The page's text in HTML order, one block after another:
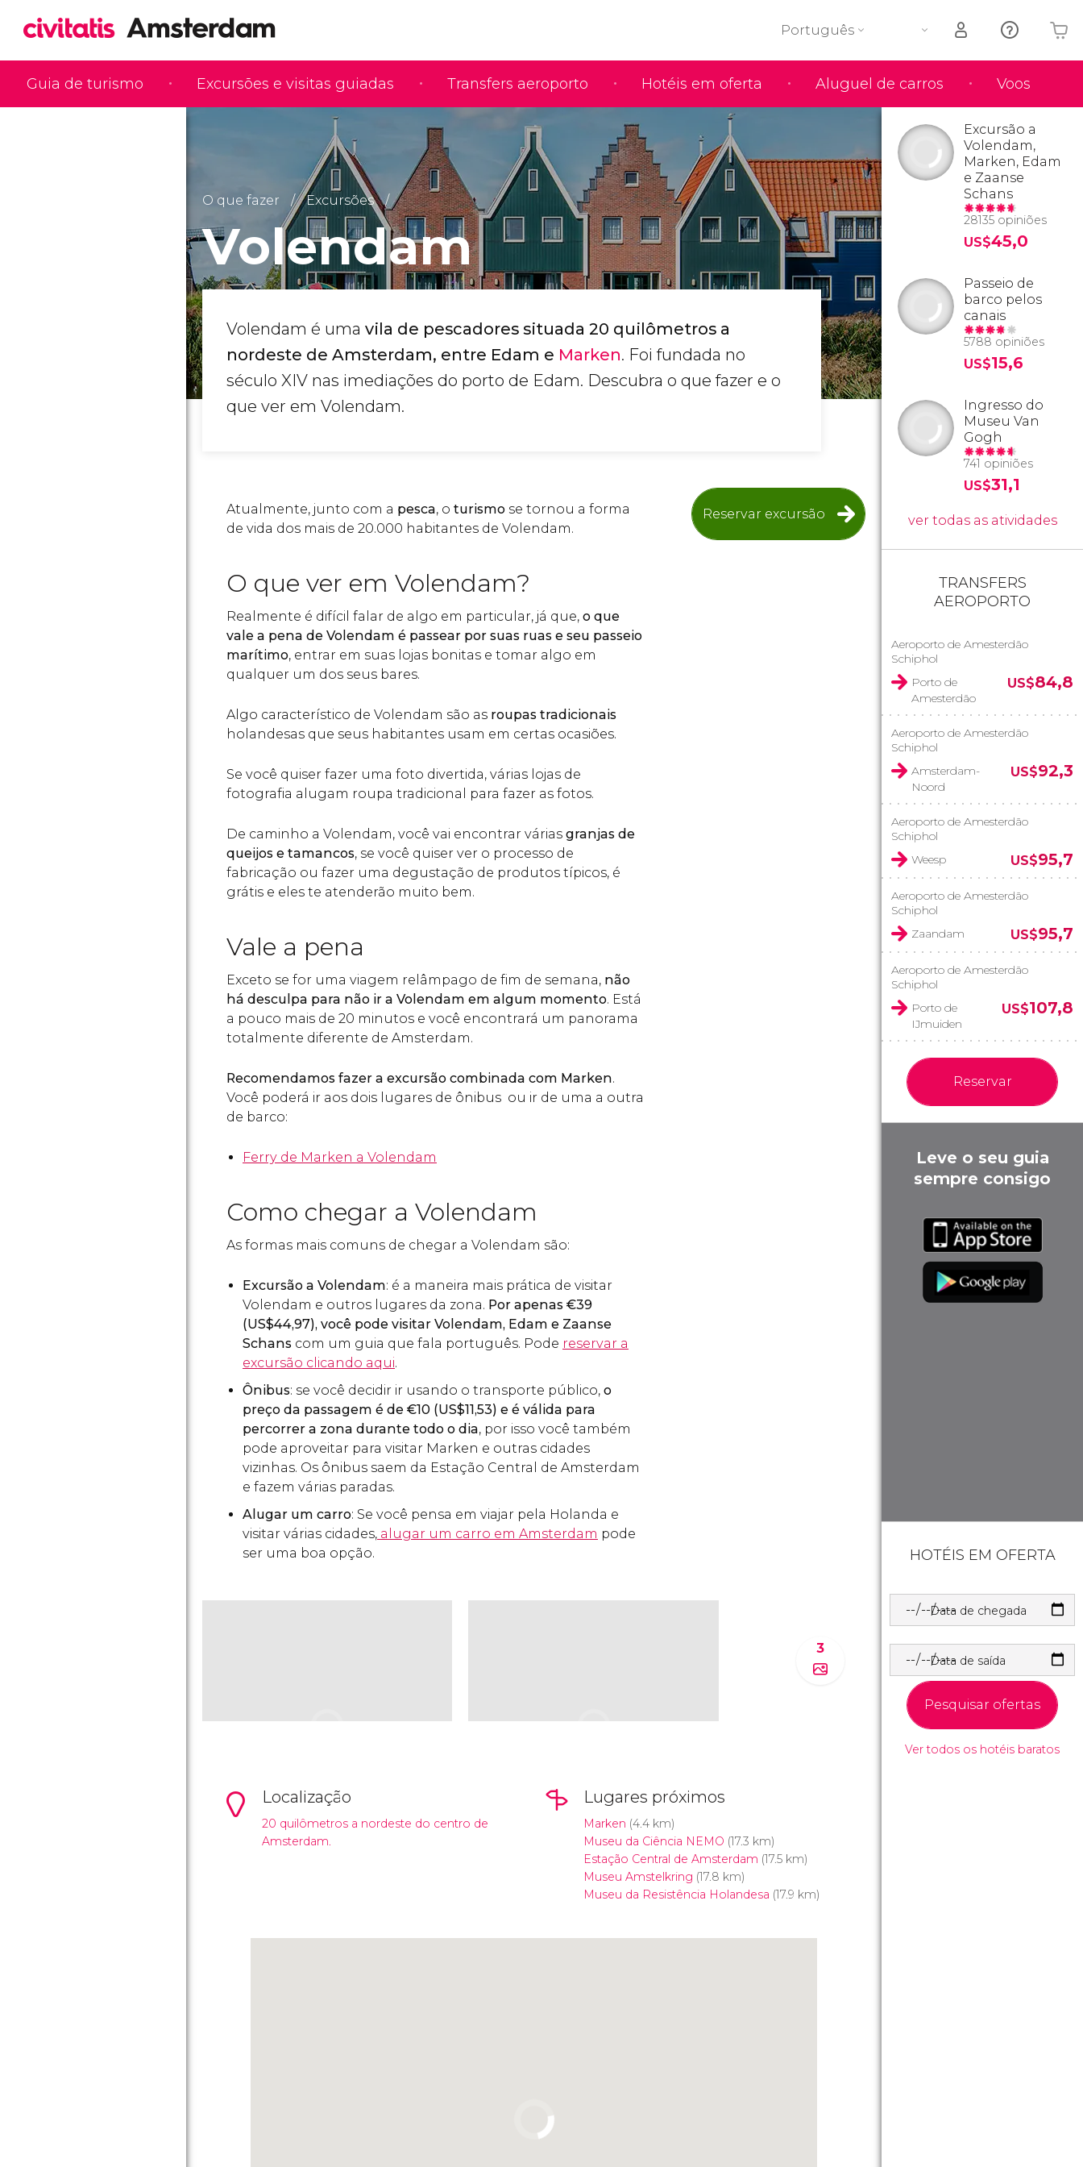
Guia de turismo Excursões e visitas guiadas Transfers aeroporto Hotéis em oferta Aluguel de carros Voos
Português
O seu carrinho está vazio
O que fazer Excursões
Volendam
Volendam é uma vila de pescadores situada 20 quilômetros a
nordeste de Amsterdam, entre Edam e Marken. Foi fundada no
século XIV nas imediações do porto de Edam. Descubra o que fazer e o
que ver em Volendam.
Reservar excursão
Atualmente, junto com a pesca, o turismo se tornou a forma
de vida dos mais de 20.000 habitantes de Volendam.
O que ver em Volendam?
Realmente é difícil falar de algo em particular, já que, o que
vale a pena de Volendam é passear por suas ruas e seu passeio
marítimo, entrar em suas lojas bonitas e tomar algo em
qualquer um dos seus bares.
Algo característico de Volendam são as roupas tradicionais
holandesas que seus habitantes usam em certas ocasiões.
Se você quiser fazer uma foto divertida, várias lojas de
fotografia alugam roupa tradicional para fazer as fotos.
De caminho a Volendam, você vai encontrar várias granjas de
queijos e tamancos, se você quiser ver o processo de
fabricação ou fazer uma degustação de produtos típicos, é
grátis e eles te atenderão muito bem.
Vale a pena
Exceto se for uma viagem relâmpago de fim de semana, não
há desculpa para não ir a Volendam em algum momento. Está
a pouco mais de 20 minutos e você encontrará um panorama
totalmente diferente de Amsterdam.
Recomendamos fazer a excursão combinada com Marken.
Você poderá ir aos dois lugares de ônibus ou ir de uma a outra
de barco:
Ferry de Marken a Volendam
Como chegar a Volendam
As formas mais comuns de chegar a Volendam são:
Excursão a Volendam: é a maneira mais prática de visitar
Volendam e outros lugares da zona. Por apenas €39
(US$44,97), você pode visitar Volendam, Edam e Zaanse
Schans com um guia que fala português. Pode reservar a
excursão clicando aqui.
Ônibus: se você decidir ir usando o transporte público, o
preço da passagem é de €10 (US$11,53) e é válida para
percorrer a zona durante todo o dia, por isso você também
pode aproveitar para visitar Marken e outras cidades
vizinhas. Os ônibus saem da Estação Central de Amsterdam
e fazem várias paradas.
Alugar um carro: Se você pensa em viajar pela Holanda e
visitar várias cidades, alugar um carro em Amsterdam pode
ser uma boa opção.
3
Localização
20 quilômetros a nordeste do centro de
Amsterdam.
Lugares próximos
Marken (4.4 km)
Museu da Ciência NEMO (17.3 km)
Estação Central de Amsterdam (17.5 km)
Museu Amstelkring (17.8 km)
Museu da Resistência Holandesa (17.9 km)
Excursão a
Volendam,
Marken, Edam
e Zaanse
Schans
28135 opiniões
US$45,0
Passeio de
barco pelos
canais
5788 opiniões
US$15,6
Ingresso do
Museu Van
Gogh
741 opiniões
US$31,1
ver todas as atividades
TRANSFERS
AEROPORTO
Aeroporto de Amesterdão
Schiphol
Porto de
Amesterdão
US$84,8
Aeroporto de Amesterdão
Schiphol
Amsterdam-
Noord
US$92,3
Aeroporto de Amesterdão
Schiphol
Weesp
US$95,7
Aeroporto de Amesterdão
Schiphol
Zaandam
US$95,7
Aeroporto de Amesterdão
Schiphol
Porto de
IJmuiden
US$107,8
Reservar
Leve o seu guia
sempre consigo
HOTÉIS EM OFERTA
Data de chegada
Data de saída
Pesquisar ofertas
Ver todos os hotéis baratos